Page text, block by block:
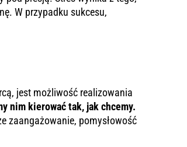
W przypadku sukcesu,
jest możliwość realizowania
nim kierować tak, jak chcemy.
zaangażowanie, pomysłowość